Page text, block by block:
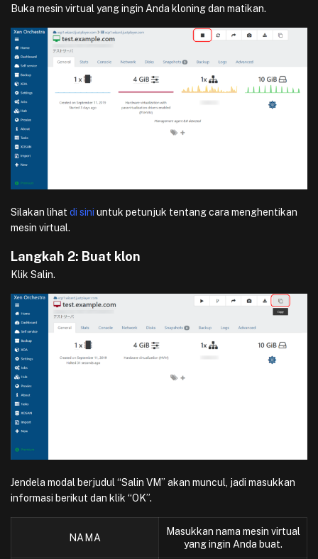
Buka mesin virtual yang ingin Anda kloning dan matikan.
Silakan lihat di sini untuk petunjuk tentang cara menghentikan
mesin virtual.
Langkah 2: Buat klon
Klik Salin.
Jendela modal berjudul “Salin VM” akan muncul, jadi masukkan
informasi berikut dan klik “OK”.
NAMA
Masukkan nama mesin virtual
yang ingin Anda buat.